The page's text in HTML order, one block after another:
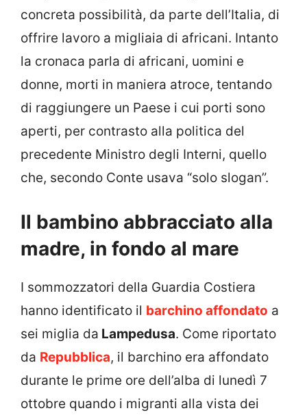
concreta possibilità, da parte dell’Italia, di
offrire lavoro a migliaia di africani. Intanto
la cronaca parla di africani, uomini e
donne, morti in maniera atroce, tentando
di raggiungere un Paese i cui porti sono
aperti, per contrasto alla politica del
precedente Ministro degli Interni, quello
che, secondo Conte usava “solo slogan”.
Il bambino abbracciato alla
madre, in fondo al mare
I sommozzatori della Guardia Costiera
hanno identificato il barchino affondato a
sei miglia da Lampedusa. Come riportato
da Repubblica, il barchino era affondato
durante le prime ore dell’alba di lunedì 7
ottobre quando i migranti alla vista dei